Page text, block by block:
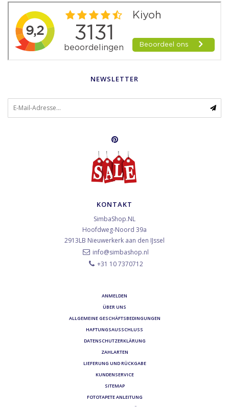
NEWSLETTER
KONTAKT
SimbaShop.NL
Hoofdweg-Noord 39a
2913LB Nieuwerkerk aan den IJssel
info@simbashop.nl
+31 10 7370712
ANMELDEN
ÜBER UNS
ALLGEMEINE GESCHÄFTSBEDINGUNGEN
HAFTUNGSAUSSCHLUSS
DATENSCHUTZERKLÄRUNG
ZAHLARTEN
LIEFERUNG UND RÜCKGABE
KUNDENSERVICE
SITEMAP
FOTOTAPETE ANLEITUNG